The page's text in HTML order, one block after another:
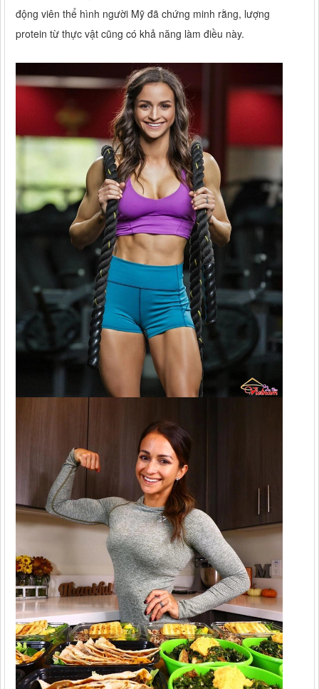
động viên thể hình người Mỹ đã chứng minh rằng, lượng
protein từ thực vật cũng có khả năng làm điều này.